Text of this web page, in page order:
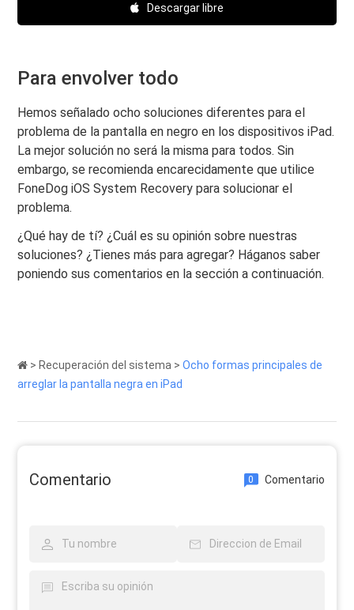
Descargar libre
Para envolver todo
Hemos señalado ocho soluciones diferentes para el
problema de la pantalla en negro en los dispositivos iPad.
La mejor solución no será la misma para todos. Sin
embargo, se recomienda encarecidamente que utilice
FoneDog iOS System Recovery para solucionar el
problema.
¿Qué hay de tí? ¿Cuál es su opinión sobre nuestras
soluciones? ¿Tienes más para agregar? Háganos saber
poniendo sus comentarios en la sección a continuación.
> Recuperación del sistema >Ocho formas principales de
arreglar la pantalla negra en iPad
Comentario 0 Comentario